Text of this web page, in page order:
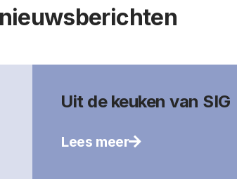
Uit de keuken van SIG
Lees meer